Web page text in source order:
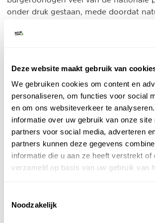
Deze website maakt gebruik van
We gebruiken cookies om content en
personaliseren, om functies voor social
en om ons websiteverkeer te
informatie over uw gebruik van onze site
partners voor social media, adverteren
partners kunnen deze gegevens
informatie die u aan ze heeft verstrekt of
verzameld op basis van uw gebruik van
Noodzakelijk
onder druk gestaan, mede doordat
Inmiddels is de rust in Congo deels
maar de verhoudingen blijven
in het land waar nog altijd een
geldt. Ook wordt aangeraden goede
voorzorgsmaatregelen te nemen als je
afreist.
Reisinformatie Congo-Kinshasa
Hoofdstad:Kinshasa